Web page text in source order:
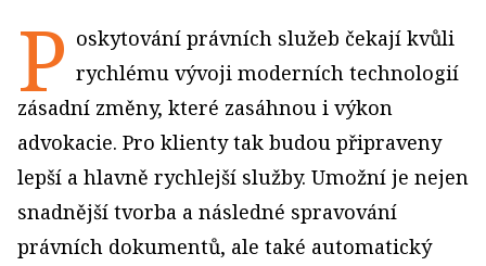
P oskytování právních služeb čekají kvůli
rychlému vývoji moderních technologií
zásadní změny, které zasáhnou i výkon
advokacie. Pro klienty tak budou připraveny
lepší a hlavně rychlejší služby. Umožní je nejen
snadnější tvorba a následné spravování
právních dokumentů, ale také automatický